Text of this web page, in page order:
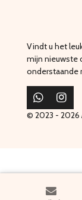
Vindt u het
mijn nieuwste
onderstaande
W
h
p
I
n
a
© 2023 - 2026